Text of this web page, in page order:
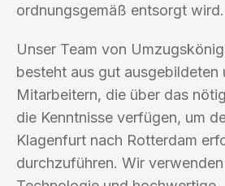
ordnungsgemäß entsorgt wird.
Unser Team von
besteht aus gut ausgebildeten
Mitarbeitern, die über das
die Kenntnisse verfügen, um
Klagenfurt nach Rotterdam
durchzuführen. Wir